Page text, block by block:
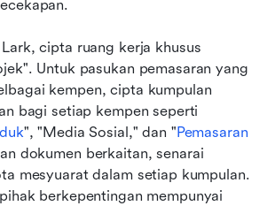
cipta ruang kerja khusus
Untuk pasukan pemasaran yang
kempen, cipta kumpulan
bagi setiap kempen seperti
", "Media Sosial," dan "Pemasaran
dokumen berkaitan, senarai
mesyuarat dalam setiap kumpulan.
berkepentingan mempunyai